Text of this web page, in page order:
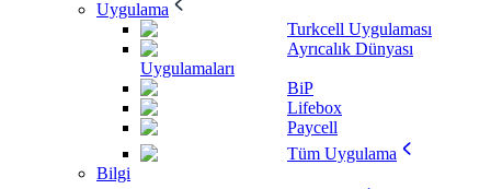
Uygulama
Turkcell Uygulaması
Ayrıcalık Dünyası
Uygulamaları
BiP
Lifebox
Paycell
Tüm Uygulama
Bilgi